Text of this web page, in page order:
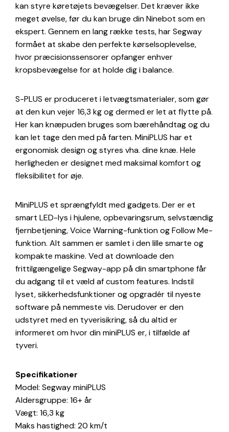
kan styre køretøjets bevægelser. Det kræver ikke
meget øvelse, før du kan bruge din Ninebot som en
ekspert. Gennem en lang række tests, har Segway
formået at skabe den perfekte kørselsoplevelse,
hvor præcisionssensorer opfanger enhver
kropsbevægelse for at holde dig i balance.
S-PLUS er produceret i letvægtsmaterialer, som gør
at den kun vejer 16,3 kg og dermed er let at flytte på.
Her kan knæpuden bruges som bærehåndtag og du
kan let tage den med på farten. MiniPLUS har et
ergonomisk design og styres vha. dine knæ. Hele
herligheden er designet med maksimal komfort og
fleksibilitet for øje.
MiniPLUS et sprængfyldt med gadgets. Der er et
smart LED-lys i hjulene, opbevaringsrum, selvstændig
fjernbetjening, Voice Warning-funktion og Follow Me-
funktion. Alt sammen er samlet i den lille smarte og
kompakte maskine. Ved at downloade den
frittilgængelige Segway-app på din smartphone får
du adgang til et væld af custom features. Indstil
lyset, sikkerhedsfunktioner og opgradér til nyeste
software på nemmeste vis. Derudover er den
udstyret med en tyverisikring, så du altid er
informeret om hvor din miniPLUS er, i tilfælde af
tyveri.
Specifikationer
Model: Segway miniPLUS
Aldersgruppe: 16+ år
Vægt: 16,3 kg
Maks hastighed: 20 km/t